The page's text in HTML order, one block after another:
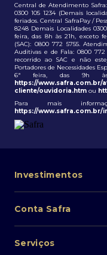
Central de Atendimento Safra:
0300 105 1234 (Demais
feriados. Central SafraPay /
8248 Demais Localidades
feira, das 8h às 21h, exceto
(SAC): 0800 772 5755.
Auditivas e de Fala: 0800
recorrido ao SAC e não
Portadores de Necessidades
6ª feira, das 9h às
https://www.safra.com.br/
cliente/ouvidoria.htm ou
Para mais
https://www.safra.com.br/
Investimentos
Lista de fundos de
Conta Safra
Pessoa Física
Serviços